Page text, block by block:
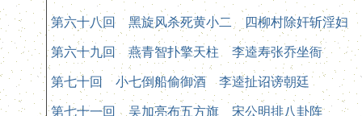
第六十八回 黑旋风杀死黄小二 四柳村除奸斩淫妇
第六十九回 燕青智扑擎天柱 李逵寿张乔坐衙
第七十回 小七倒船偷御酒 李逵扯诏谤朝廷
第七十一回 吴加亮布五方旗 宋公明排八卦阵